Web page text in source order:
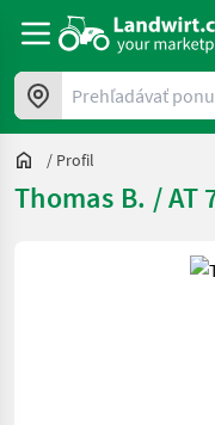
Prehľadávať ponuky
/ Profil
Thomas B. / AT